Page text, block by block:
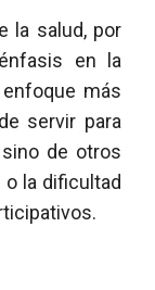
la salud, por
en la
más
servir para
de otros
la dificultad